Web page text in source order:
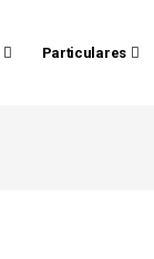
Particulares